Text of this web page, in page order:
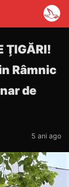
ŢIGĂRI!
Râmnic
de
5 ani ago